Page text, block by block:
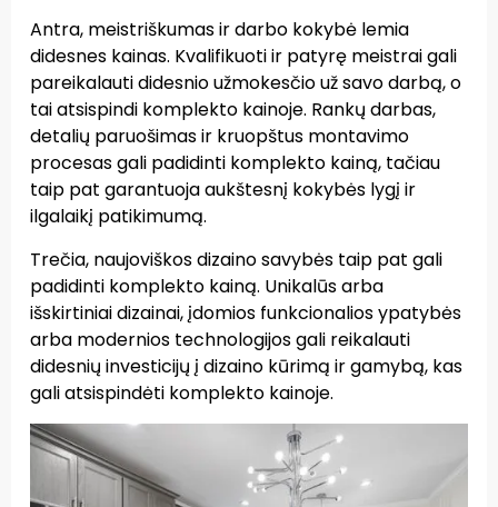
Antra, meistriškumas ir darbo kokybė lemia
didesnes kainas. Kvalifikuoti ir patyrę meistrai gali
pareikalauti didesnio užmokesčio už savo darbą, o
tai atsispindi komplekto kainoje. Rankų darbas,
detalių paruošimas ir kruopštus montavimo
procesas gali padidinti komplekto kainą, tačiau
taip pat garantuoja aukštesnį kokybės lygį ir
ilgalaikį patikimumą.
Trečia, naujoviškos dizaino savybės taip pat gali
padidinti komplekto kainą. Unikalūs arba
išskirtiniai dizainai, įdomios funkcionalios ypatybės
arba modernios technologijos gali reikalauti
didesnių investicijų į dizaino kūrimą ir gamybą, kas
gali atsispindėti komplekto kainoje.